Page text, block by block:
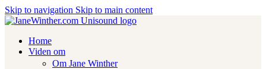
Skip to navigation Skip to main content
Home
Viden om
Om Jane Winther